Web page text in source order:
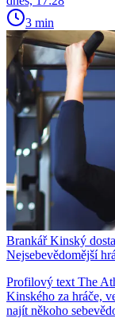
3 min
Brankář Kinský
Nejsebevědomější
Profilový text The
Kinského za hráče,
najít někoho